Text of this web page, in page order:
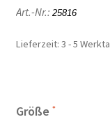
Art.-Nr.: 25816
Lieferzeit: 3 - 5
Größe